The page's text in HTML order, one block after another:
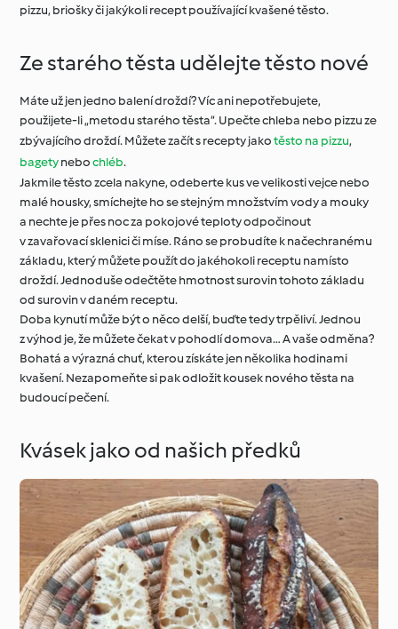
pizzu, briošky či jakýkoli recept používající kvašené těsto.
Ze starého těsta udělejte těsto nové
Máte už jen jedno balení droždí? Víc ani nepotřebujete,
použijete-li „metodu starého těsta“. Upečte chleba nebo pizzu ze
zbývajícího droždí. Můžete začít s recepty jakotěsto na pizzu,
bagetynebochléb.
Jakmile těsto zcela nakyne, odeberte kus ve velikosti vejce nebo
malé housky, smíchejte ho se stejným množstvím vody a mouky
a nechte je přes noc za pokojové teploty odpočinout
v zavařovací sklenici či míse. Ráno se probudíte k načechranému
základu, který můžete použít do jakéhokoli receptu namísto
droždí. Jednoduše odečtěte hmotnost surovin tohoto základu
od surovin v daném receptu.
Doba kynutí může být o něco delší, buďte tedy trpěliví. Jednou
z výhod je, že můžete čekat v pohodlí domova… A vaše odměna?
Bohatá a výrazná chuť, kterou získáte jen několika hodinami
kvašení. Nezapomeňte si pak odložit kousek nového těsta na
budoucí pečení.
Kvásek jako od našich předků